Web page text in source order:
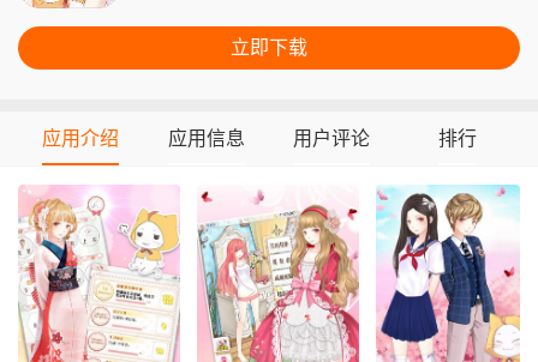
立即下载
应用介绍 应用信息 用户评论 排行